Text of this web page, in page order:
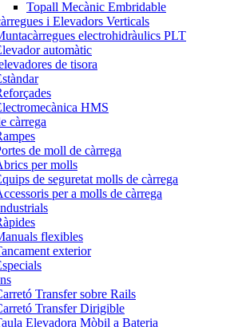
Topall Mecànic Embridable
i Elevadors Verticals
electrohidràulics PLT
automàtic
de tisora
HMS
càrrega
de moll de càrrega
per molls
de seguretat molls de càrrega
per a molls de càrrega
flexibles
exterior
Transfer sobre Rails
Transfer Dirigible
Elevadora Mòbil a Bateria